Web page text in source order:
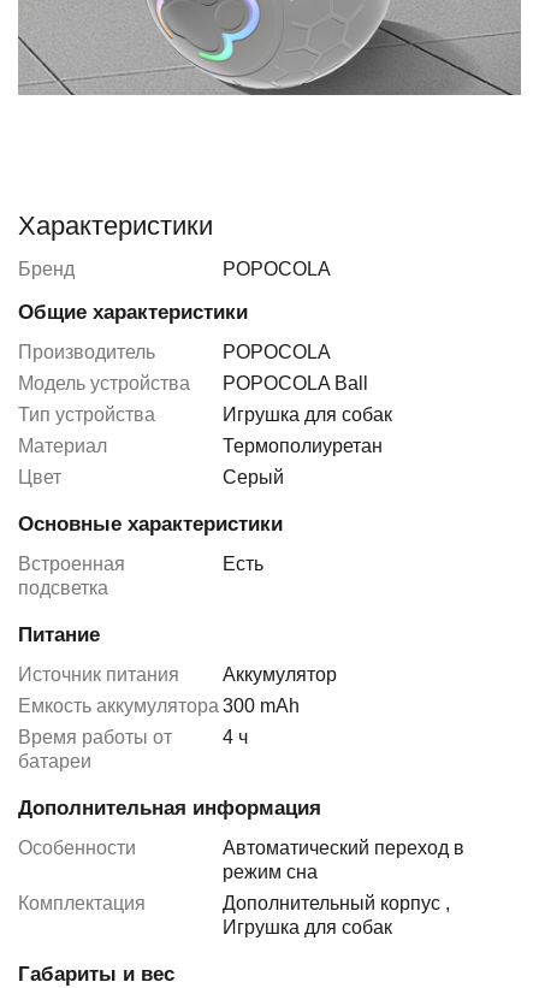
Характеристики
Бренд POPOCOLA
Общие характеристики
Производитель
POPOCOLA
Модель устройства
POPOCOLA Ball
Тип устройства
Игрушка для собак
Материал
Термополиуретан
Цвет
Серый
Основные характеристики
Встроенная
подсветка
Есть
Питание
Источник питания
Аккумулятор
Емкость аккумулятора 300 mAh
Время работы от
батареи
4 ч
Дополнительная информация
Особенности
Автоматический переход в
режим сна
Комплектация
Дополнительный корпус ,
Игрушка для собак
Габариты и вес